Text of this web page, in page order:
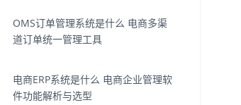
OMS订单管理系统是什么 电商多渠
道订单统一管理工具
电商ERP系统是什么 电商企业管理软
件功能解析与选型